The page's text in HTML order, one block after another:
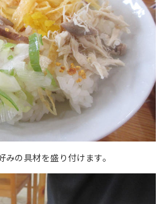
の具材を盛り付けます。